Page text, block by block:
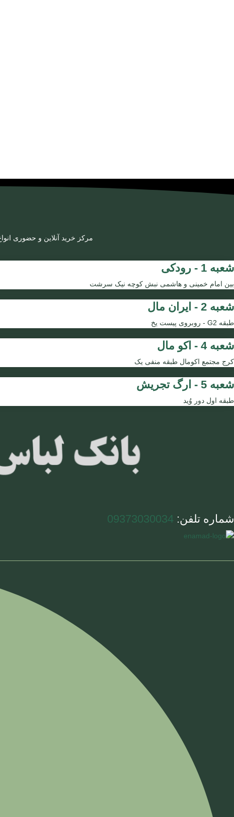
مرکز خرید آنلاین و حضوری
شعبه 1 - رودکی
بین امام خمینی و هاشمی نبش کوچه نیک سرشت
شعبه 2 - ایران مال
طبقه G2 - روبروی پیست یخ
شعبه 4 - اکو مال
کرج مجتمع اکومال طبقه منفی یک
شعبه 5 - ارگ تجریش
طبقه اول دور وُید
شماره تلفن: 09373030034